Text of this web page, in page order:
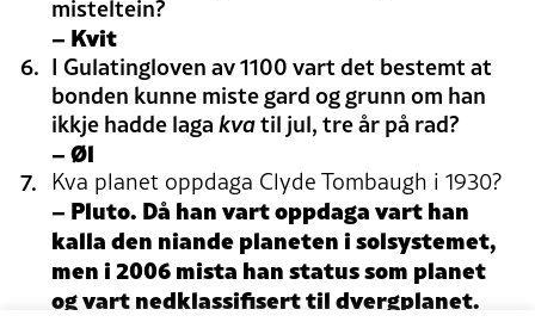
misteltein?
– Kvit
I Gulatingloven av 1100 vart det bestemt at
bonden kunne miste gard og grunn om han
ikkje hadde lagakvatil jul, tre år på rad?
– Øl
Kva planet oppdaga Clyde Tombaugh i 1930?
– Pluto. Då han vart oppdaga vart han
kalla den niande planeten i solsystemet,
men i 2006 mista han status som planet
og vart nedklassifisert til dvergplanet.